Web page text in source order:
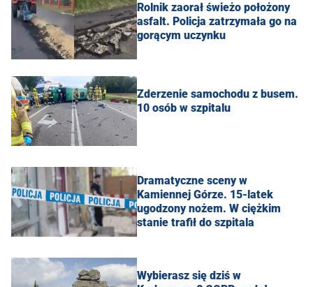
Rolnik zaorał świeżo położony
asfalt. Policja zatrzymała go na
gorącym uczynku
Zderzenie samochodu z busem.
10 osób w szpitalu
Dramatyczne sceny w
Kamiennej Górze. 15-latek
ugodzony nożem. W ciężkim
stanie trafił do szpitala
Wybierasz się dziś w